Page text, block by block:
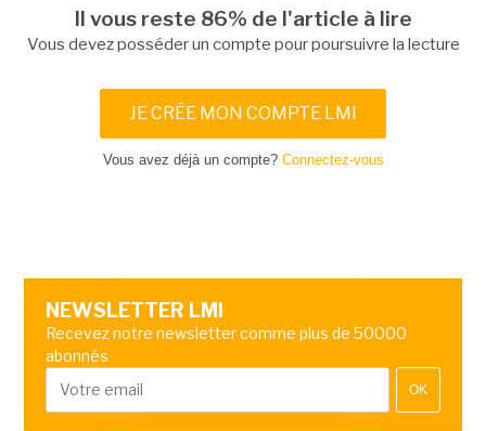
Il vous reste 86% de l'article à lire
Vous devez posséder un compte pour poursuivre la lecture
JE CRÉE MON COMPTE LMI
Vous avez déjà un compte? Connectez-vous
NEWSLETTER LMI
Recevez notre newsletter comme plus de 50000
abonnés
OK